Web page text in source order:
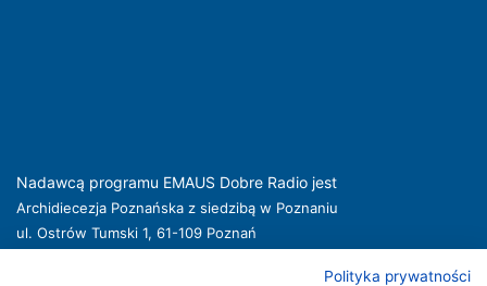
Nadawcą programu EMAUS Dobre Radio jest
Archidiecezja Poznańska z siedzibą w Poznaniu
ul. Ostrów Tumski 1, 61-109 Poznań
Polityka prywatności